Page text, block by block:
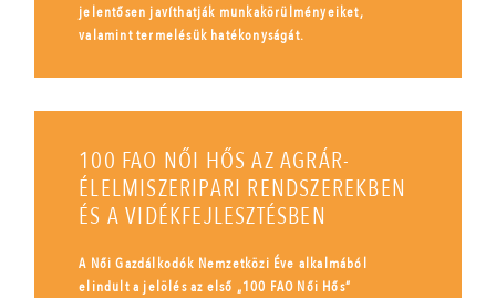
jelentősen javíthatják munkakörülményeiket,
valamint termelésük hatékonyságát.
100 FAO NŐI HŐS AZ AGRÁR-
ÉLELMISZERIPARI RENDSZEREKBEN
ÉS A VIDÉKFEJLESZTÉSBEN
A Női Gazdálkodók Nemzetközi Éve alkalmából
elindult a jelölés az első „100 FAO Női Hős”